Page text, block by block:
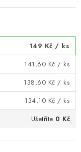
149 Kč / ks
141,60 Kč / ks
138,60 Kč / ks
134,10 Kč / ks
Ušetříte 0 Kč